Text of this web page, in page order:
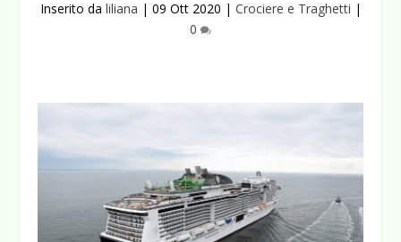
Inserito da liliana | 09 Ott 2020 | Crociere e Traghetti |
0